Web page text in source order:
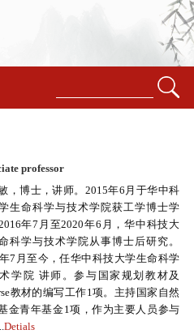
professor
，博士，讲师。2015年6月于华中科
生命科学与技术学院获工学博士学
年7月至2020年6月，华中科技大
科学与技术学院从事博士后研究。
7月至今，任华中科技大学生命科学
学院 讲师。参与国家规划教材及
教材的编写工作1项。主持国家自然
金青年基金1项，作为主要人员参与
Detials